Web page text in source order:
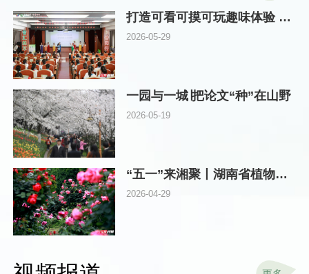
打造可看可摸可玩趣味体验 湖南林草科技周在省植物园启动
2026-05-29
一园与一城∣把论文“种”在山野
2026-05-19
“五一”来湘聚丨湖南省植物园邀你探秘“真假”玫瑰，畅游浪漫花海
2026-04-29